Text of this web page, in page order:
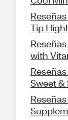
Tip
with
Sweet &